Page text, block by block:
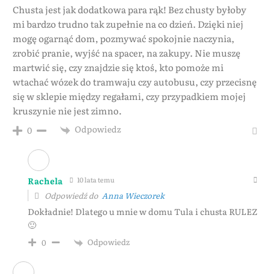
Chusta jest jak dodatkowa para rąk! Bez chusty byłoby
mi bardzo trudno tak zupełnie na co dzień. Dzięki niej
mogę ogarnąć dom, pozmywać spokojnie naczynia,
zrobić pranie, wyjść na spacer, na zakupy. Nie muszę
martwić się, czy znajdzie się ktoś, kto pomoże mi
wtachać wózek do tramwaju czy autobusu, czy przecisnę
się w sklepie między regałami, czy przypadkiem mojej
kruszynie nie jest zimno.
0 Odpowiedz
Rachela 10 lata temu
Odpowiedź do Anna Wieczorek
Dokładnie! Dlatego u mnie w domu Tula i chusta RULEZ
🙂
0 Odpowiedz